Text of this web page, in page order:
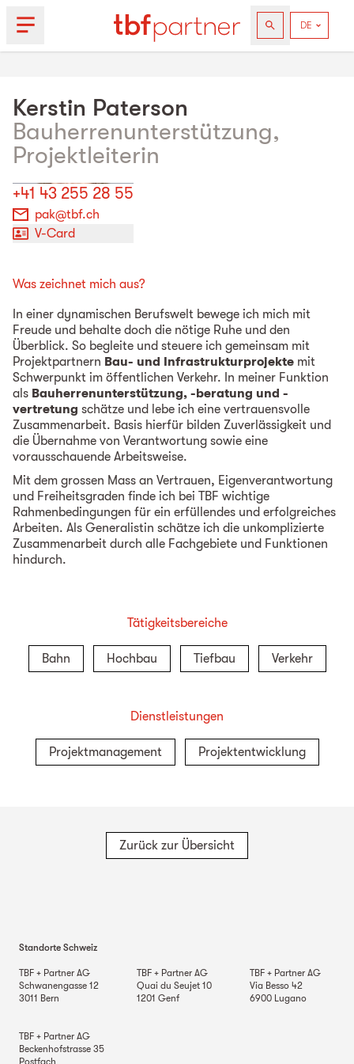
Kerstin Paterson
Bauherrenunterstützung,
Projektleiterin
+41 43 255 28 55
pak@tbf.ch
V-Card
Was zeichnet mich aus?
In einer dynamischen Berufswelt bewege ich mich mit
Freude und behalte doch die nötige Ruhe und den
Überblick. So begleite und steuere ich gemeinsam mit
Projektpartnern Bau- und Infrastrukturprojekte mit
Schwerpunkt im öffentlichen Verkehr. In meiner Funktion
als Bauherrenunterstützung, -beratung und -
vertretung schätze und lebe ich eine vertrauensvolle
Zusammenarbeit. Basis hierfür bilden Zuverlässigkeit und
die Übernahme von Verantwortung sowie eine
vorausschauende Arbeitsweise.
Mit dem grossen Mass an Vertrauen, Eigenverantwortung
und Freiheitsgraden finde ich bei TBF wichtige
Rahmenbedingungen für ein erfüllendes und erfolgreiches
Arbeiten. Als Generalistin schätze ich die unkomplizierte
Zusammenarbeit durch alle Fachgebiete und Funktionen
hindurch.
Tätigkeitsbereiche
Bahn Hochbau Tiefbau Verkehr
Dienstleistungen
Projektmanagement Projektentwicklung
Zurück zur Übersicht
Standorte Schweiz
TBF + Partner AG
Schwanengasse 12
3011 Bern
TBF + Partner AG
Quai du Seujet 10
1201 Genf
TBF + Partner AG
Via Besso 42
6900 Lugano
TBF + Partner AG
Beckenhofstrasse 35
Postfach